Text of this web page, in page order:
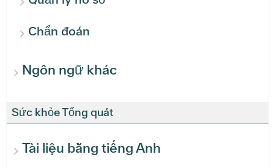
Chẩn đoán
Ngôn ngữ khác
Sức khỏe Tổng quát
Tài liệu bằng tiếng Anh